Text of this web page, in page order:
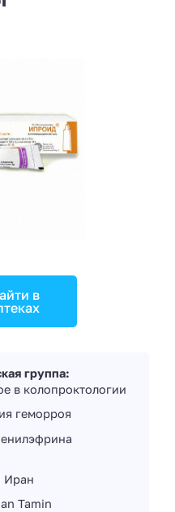
в
группа:
в колопроктологии
геморроя
Иран
Tamin